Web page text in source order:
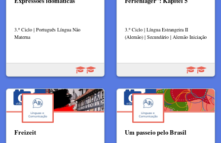
3.º Ciclo | Português Língua Não
Materna
3.º Ciclo | Língua Estrangeira II
(Alemão) | Secundário | Alemão Iniciação
Freizeit Um passeio pelo Brasil